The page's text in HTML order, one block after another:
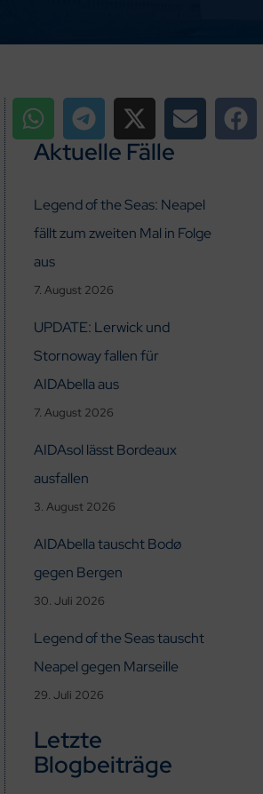
Aktuelle Fälle
Legend of the Seas: Neapel
fällt zum zweiten Mal in Folge
aus
7. August 2026
UPDATE: Lerwick und
Stornoway fallen für
AIDAbella aus
7. August 2026
AIDAsol lässt Bordeaux
ausfallen
3. August 2026
AIDAbella tauscht Bodø
gegen Bergen
30. Juli 2026
Legend of the Seas tauscht
Neapel gegen Marseille
29. Juli 2026
Letzte
Blogbeiträge